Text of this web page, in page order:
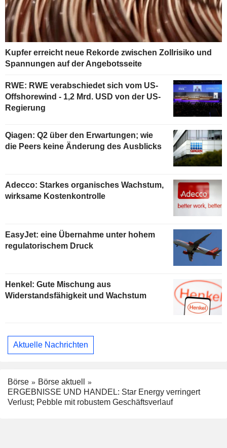
Kupfer erreicht neue Rekorde zwischen Zollrisiko und
Spannungen auf der Angebotsseite
RWE: RWE verabschiedet sich vom US-
Offshorewind - 1,2 Mrd. USD von der US-
Regierung
Qiagen: Q2 über den Erwartungen; wie
die Peers keine Änderung des Ausblicks
Adecco: Starkes organisches Wachstum,
wirksame Kostenkontrolle
EasyJet: eine Übernahme unter hohem
regulatorischem Druck
Henkel: Gute Mischung aus
Widerstandsfähigkeit und Wachstum
Aktuelle Nachrichten
Börse
Börse aktuell
ERGEBNISSE UND HANDEL: Star Energy verringert
Verlust; Pebble mit robustem Geschäftsverlauf